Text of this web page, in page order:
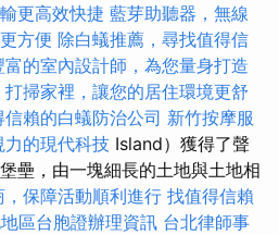
更高效快捷 藍芽助聽器，無線
方便 除白蟻推薦，尋找值得信
富的室內設計師，為您量身打造
打掃家裡，讓您的居住環境更舒
賴的白蟻防治公司 新竹按摩服
的現代科技 Island）獲得了聲
壘，由一塊細長的土地與土地相
保障活動順利進行 找值得信賴
區台胞證辦理資訊 台北律師事